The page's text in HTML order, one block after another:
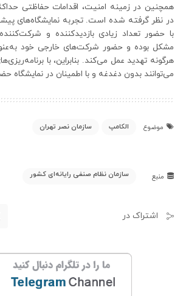
همچنین در زمینه امنیت، اقدامات حفاظتی
در نظر گرفته شده است. تجربه نمایشگاه‌های
با حضور تعداد زیادی بازدیدکننده و
مشکل بوده و حضور شرکت‌های خارجی خود به‌عنوان
هرگونه تهدید عمل می‌کند. بنابراین، با
می‌توانند بدون دغدغه و با اطمینان در نمایشگاه
موضوع الکامپ سازمان نصر تهران
منبع سازمان نظام صنفی رایانه‌ای کشور
اشتراک در